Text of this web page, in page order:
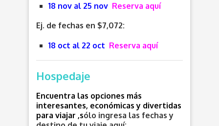
18 nov al 25 nov Reserva aquí
Ej. de fechas en $7,072:
18 oct al 22 oct Reserva aquí
Hospedaje
Encuentra las opciones más
interesantes, económicas y divertidas
para viajar ,sólo ingresa las fechas y